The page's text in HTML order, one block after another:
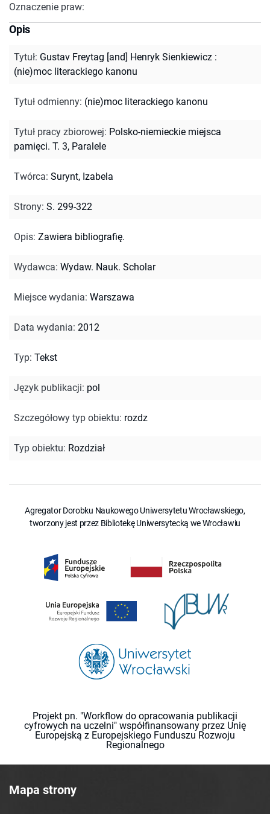
Oznaczenie praw:
Opis
Tytuł: Gustav Freytag [and] Henryk Sienkiewicz :
(nie)moc literackiego kanonu
Tytuł odmienny: (nie)moc literackiego kanonu
Tytuł pracy zbiorowej: Polsko-niemieckie miejsca
pamięci. T. 3, Paralele
Twórca: Surynt, Izabela
Strony: S. 299-322
Opis: Zawiera bibliografię.
Wydawca: Wydaw. Nauk. Scholar
Miejsce wydania: Warszawa
Data wydania: 2012
Typ: Tekst
Język publikacji: pol
Szczegółowy typ obiektu: rozdz
Typ obiektu: Rozdział
Agregator Dorobku Naukowego Uniwersytetu Wrocławskiego,
tworzony jest przez Bibliotekę Uniwersytecką we Wrocławiu
Projekt pn. "Workflow do opracowania publikacji
cyfrowych na uczelni" współfinansowany przez Unię
Europejską z Europejskiego Funduszu Rozwoju
Regionalnego
Mapa strony